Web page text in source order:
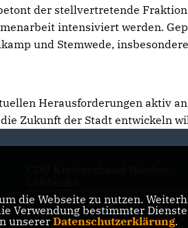
der stellvertretende
intensiviert werden.
und Stemwede,
Herausforderungen aktiv
Zukunft der Stadt entwickeln
CDU NRW
die Webseite zu nutzen.
Verwendung bestimmter
unserer Datenschutzerklärung.